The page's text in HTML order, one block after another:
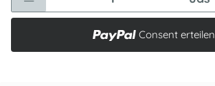
Consent erteilen